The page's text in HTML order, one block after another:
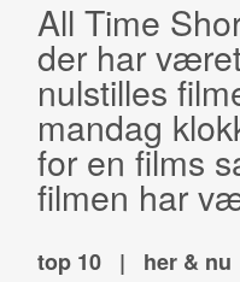
All Time
der har
nulstilles
mandag
for en films
filmen har
top 10 | her & nu